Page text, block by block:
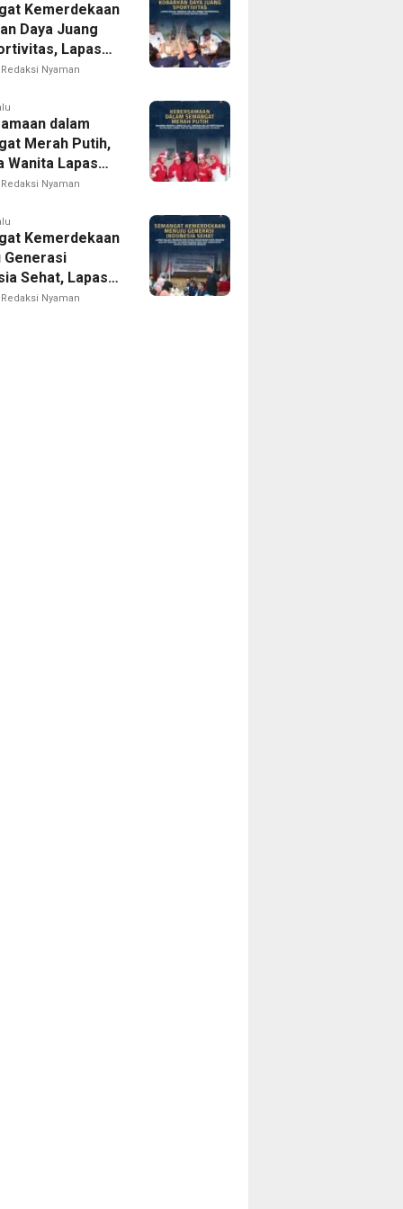
Kemerdekaan
Daya Juang
Lapas
Gelar
bagi Warga
Nyaman
dalam
Merah Putih,
Wanita Lapas
Gelar
Lomba Sambut
ke-81
Nyaman
Kemerdekaan
Generasi
Sehat, Lapas
Bersama
Nyaman